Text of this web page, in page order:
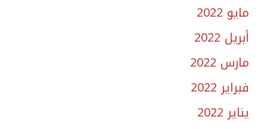
مايو 2022
أبريل 2022
مارس 2022
فبراير 2022
يناير 2022